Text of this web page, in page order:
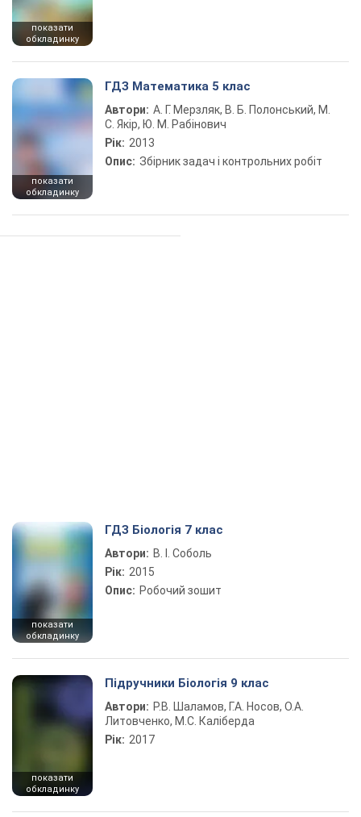
показати
обкладинку
показати
обкладинку
ГДЗ Математика 5 клас
Автори: А. Г. Мерзляк, В. Б. Полонський, М.
С. Якір, Ю. М. Рабінович
Рік: 2013
Опис: Збірник задач і контрольних робіт
показати
обкладинку
ГДЗ Біологія 7 клас
Автори: В. І. Соболь
Рік: 2015
Опис: Робочий зошит
показати
обкладинку
Підручники Біологія 9 клас
Автори: Р.В. Шаламов, Г.А. Носов, О.А.
Литовченко, М.С. Каліберда
Рік: 2017